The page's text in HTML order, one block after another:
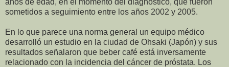
sometidos a seguimiento entre los años 2002 y 2005.
En lo que parece una norma general un equipo médico
desarrolló un estudio en la ciudad de Ohsaki (Japón) y sus
resultados señalaron que beber café está inversamente
relacionado con la incidencia del cáncer de próstata. Los